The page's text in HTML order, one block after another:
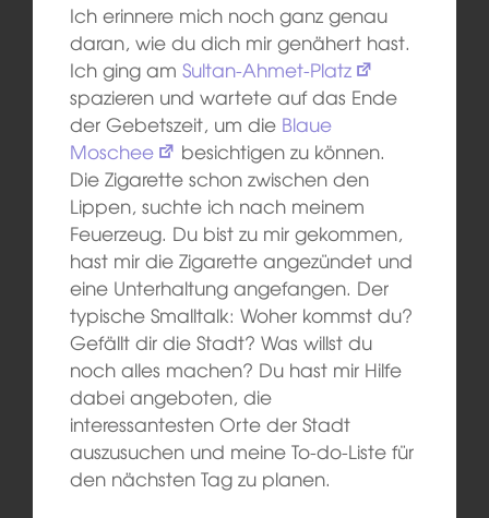
Ich erinnere mich noch ganz genau
daran, wie du dich mir genähert hast.
Ich ging am Sultan-Ahmet-Platz
spazieren und wartete auf das Ende
der Gebetszeit, um die Blaue
Moschee
besichtigen zu können.
Die Zigarette schon zwischen den
Lippen, suchte ich nach meinem
Feuerzeug. Du bist zu mir gekommen,
hast mir die Zigarette angezündet und
eine Unterhaltung angefangen. Der
typische Smalltalk: Woher kommst du?
Gefällt dir die Stadt? Was willst du
noch alles machen? Du hast mir Hilfe
dabei angeboten, die
interessantesten Orte der Stadt
auszusuchen und meine To-do-Liste für
den nächsten Tag zu planen.